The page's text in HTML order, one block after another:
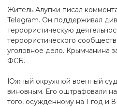
Житель Алупки писал
Telegram. Он поддерживал
террористическую
террористического
уголовное дело. Крымчанина
ФСБ.
Южный окружной военный суд
виновным. Его оштрафовали
того, осужденному на 1 год и